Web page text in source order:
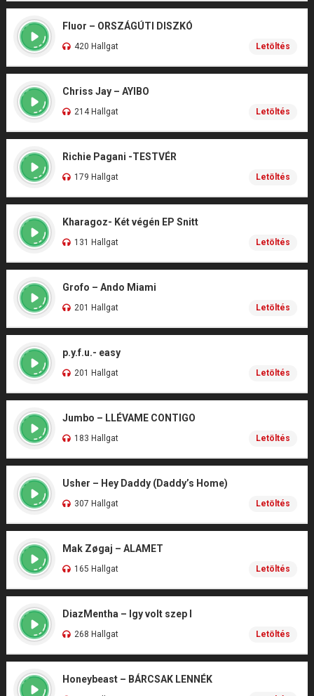
Fluor – ORSZÁGÚTI DISZKÓ
420 Hallgat Letöltés
Chriss Jay – AYIBO
214 Hallgat Letöltés
Richie Pagani -TESTVÉR
179 Hallgat Letöltés
Kharagoz- Két végén EP Snitt
131 Hallgat Letöltés
Grofo – Ando Miami
201 Hallgat Letöltés
p.y.f.u.- easy
201 Hallgat Letöltés
Jumbo – LLÉVAME CONTIGO
183 Hallgat Letöltés
Usher – Hey Daddy (Daddy’s Home)
307 Hallgat Letöltés
Mak Zøgaj – ALAMET
165 Hallgat Letöltés
DiazMentha – Igy volt szep I
268 Hallgat Letöltés
Honeybeast – BÁRCSAK LENNÉK